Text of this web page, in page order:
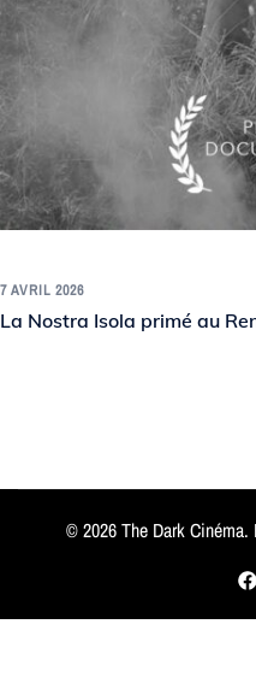
7 AVRIL 2026
La Nostra Isola primé au
© 2026 The Dark Cinéma.